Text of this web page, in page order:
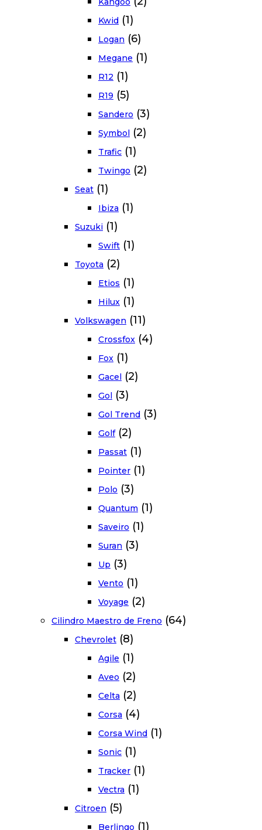
Kwid (1)
Logan (6)
Megane (1)
R12 (1)
R19 (5)
Sandero (3)
Symbol (2)
Trafic (1)
Twingo (2)
Seat (1)
Ibiza (1)
Suzuki (1)
Swift (1)
Toyota (2)
Etios (1)
Hilux (1)
Volkswagen (11)
Crossfox (4)
Fox (1)
Gacel (2)
Gol (3)
Gol Trend (3)
Golf (2)
Passat (1)
Pointer (1)
Polo (3)
Quantum (1)
Saveiro (1)
Suran (3)
Up (3)
Vento (1)
Voyage (2)
Cilindro Maestro de Freno (64)
Chevrolet (8)
Agile (1)
Aveo (2)
Celta (2)
Corsa (4)
Corsa Wind (1)
Sonic (1)
Tracker (1)
Vectra (1)
Citroen (5)
Berlingo (1)